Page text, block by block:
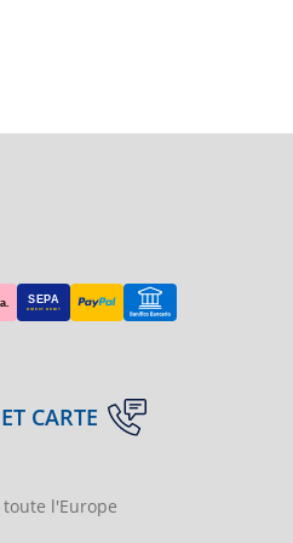
CARTE
l'Europe